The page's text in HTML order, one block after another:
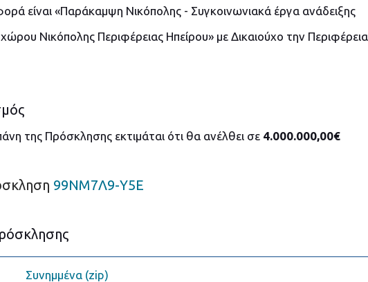
είναι «Παράκαμψη Νικόπολης - Συγκοινωνιακά έργα ανάδειξης
Νικόπολης Περιφέρειας Ηπείρου» με Δικαιούχο την Περιφέρεια
της Πρόσκλησης εκτιμάται ότι θα ανέλθει σε 4.000.000,00€
99ΝΜ7Λ9-Υ5Ε
Συνημμένα (zip)